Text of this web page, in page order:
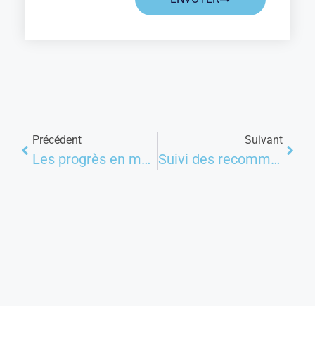
Précédent
Les progrès en matière d’alphabétisation restent entravés par la pandémie de Covid-19 (UNESCO)
Suivant
Suivi des recommandations CEDEF : Les femmes parlementaires provinciaux informées sur les notions de protection des droits humains